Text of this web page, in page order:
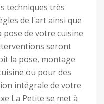
techniques très
de l'art ainsi que
de votre cuisine
seront
la pose, montage
ou pour des
intégrale de votre
La Petite se met à